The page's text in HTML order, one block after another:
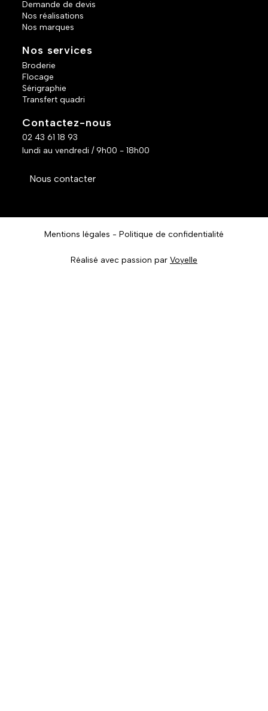
Demande de devis
Nos réalisations
Nos marques
Nos services
Broderie
Flocage
Sérigraphie
Transfert quadri
Contactez-nous
02 43 61 18 93
lundi au vendredi / 9h00 - 18h00
Nous contacter
Mentions légales Politique de confidentialité
Réalisé avec passion par Voyelle